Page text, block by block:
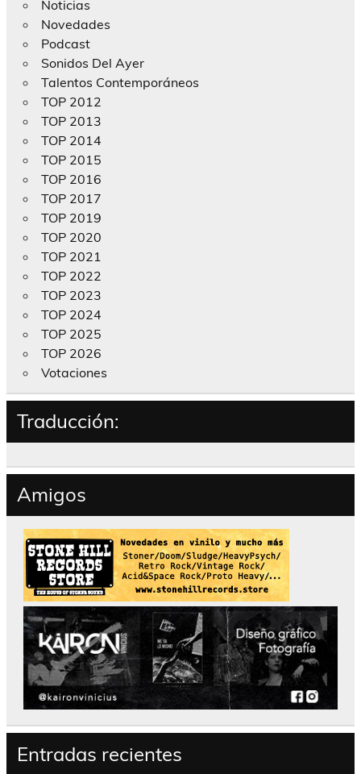
Noticias
Novedades
Podcast
Sonidos Del Ayer
Talentos Contemporáneos
TOP 2012
TOP 2013
TOP 2014
TOP 2015
TOP 2016
TOP 2017
TOP 2019
TOP 2020
TOP 2021
TOP 2022
TOP 2023
TOP 2024
TOP 2025
TOP 2026
Votaciones
Traducción:
Amigos
Entradas recientes